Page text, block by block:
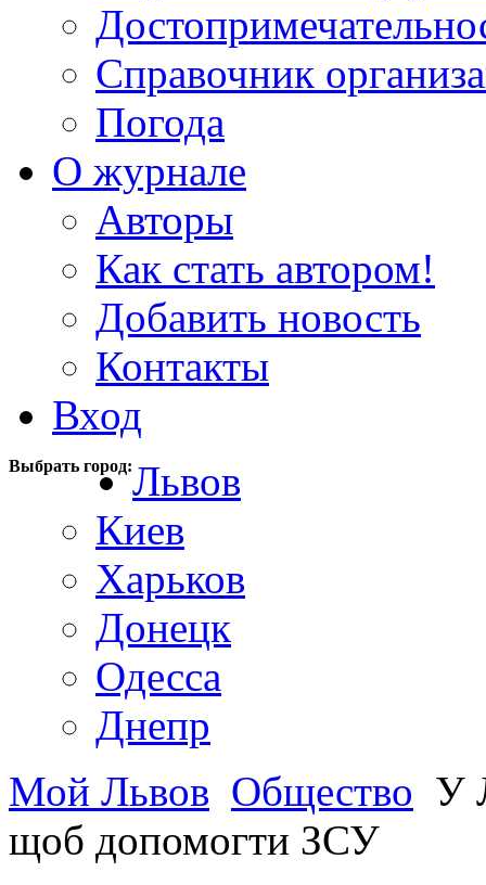
Справочник
Погода
О журнале
Авторы
Как стать автором!
Добавить новость
Контакты
Вход
Выбрать город:Львов
Киев
Харьков
Донецк
Одесса
Днепр
Мой Львов Общество У
щоб допомогти ЗСУ